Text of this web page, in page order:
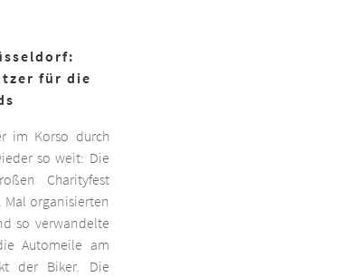
für die
im Korso durch
so weit: Die
Charityfest
Mal organisierten
so verwandelte
Automeile am
der Biker. Die